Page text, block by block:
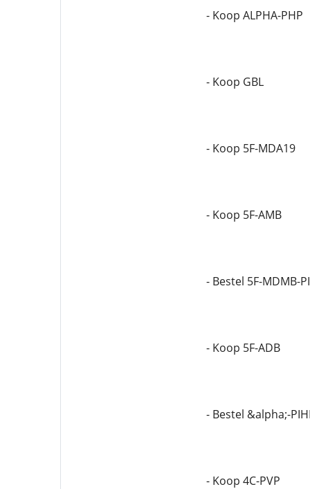
- Koop ALPHA-PHP
- Koop GBL
- Koop 5F-MDA19
- Koop 5F-AMB
- Bestel 5F-MDMB-
- Koop 5F-ADB
- Bestel &alpha;-
- Koop 4C-PVP